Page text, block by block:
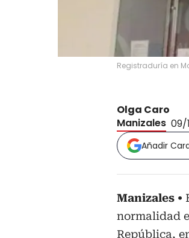
Registraduría en
Olga Caro
Manizales 09/
Añadir
Manizales
normalidad
República,